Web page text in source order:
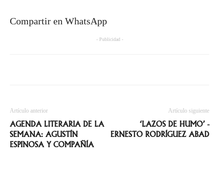
Compartir en WhatsApp
- Publicidad -
Artículo anterior
AGENDA LITERARIA DE LA
SEMANA: AGUSTÍN
ESPINOSA Y COMPAÑÍA
Artículo siguiente
‘LAZOS DE HUMO’ -
ERNESTO RODRÍGUEZ ABAD